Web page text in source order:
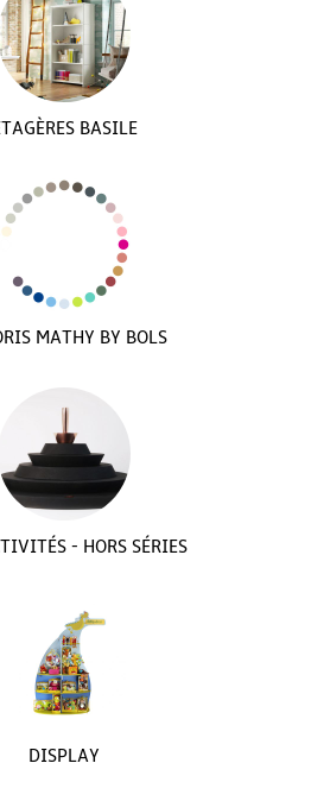
BASILE
MATHY BY BOLS
- HORS SÉRIES
DISPLAY